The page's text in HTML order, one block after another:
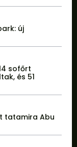
új
sofőrt
és 51
tatamira Abu